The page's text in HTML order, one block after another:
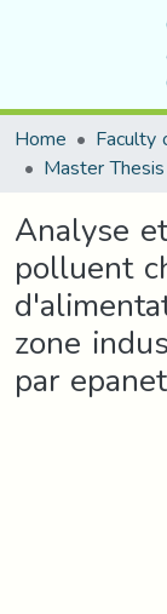
Home
Faculty
Master Thesis
Analyse
polluent
zone
par epanet